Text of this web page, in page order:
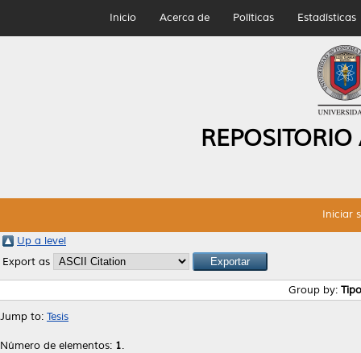
Inicio Acerca de Políticas Estadísticas
Iniciar
Up a level
Export as
Group by:
Jump to: Tesis
Número de elementos: 1.